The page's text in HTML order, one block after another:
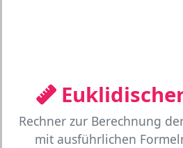
Rechner zur Berechnung
mit ausführlichen